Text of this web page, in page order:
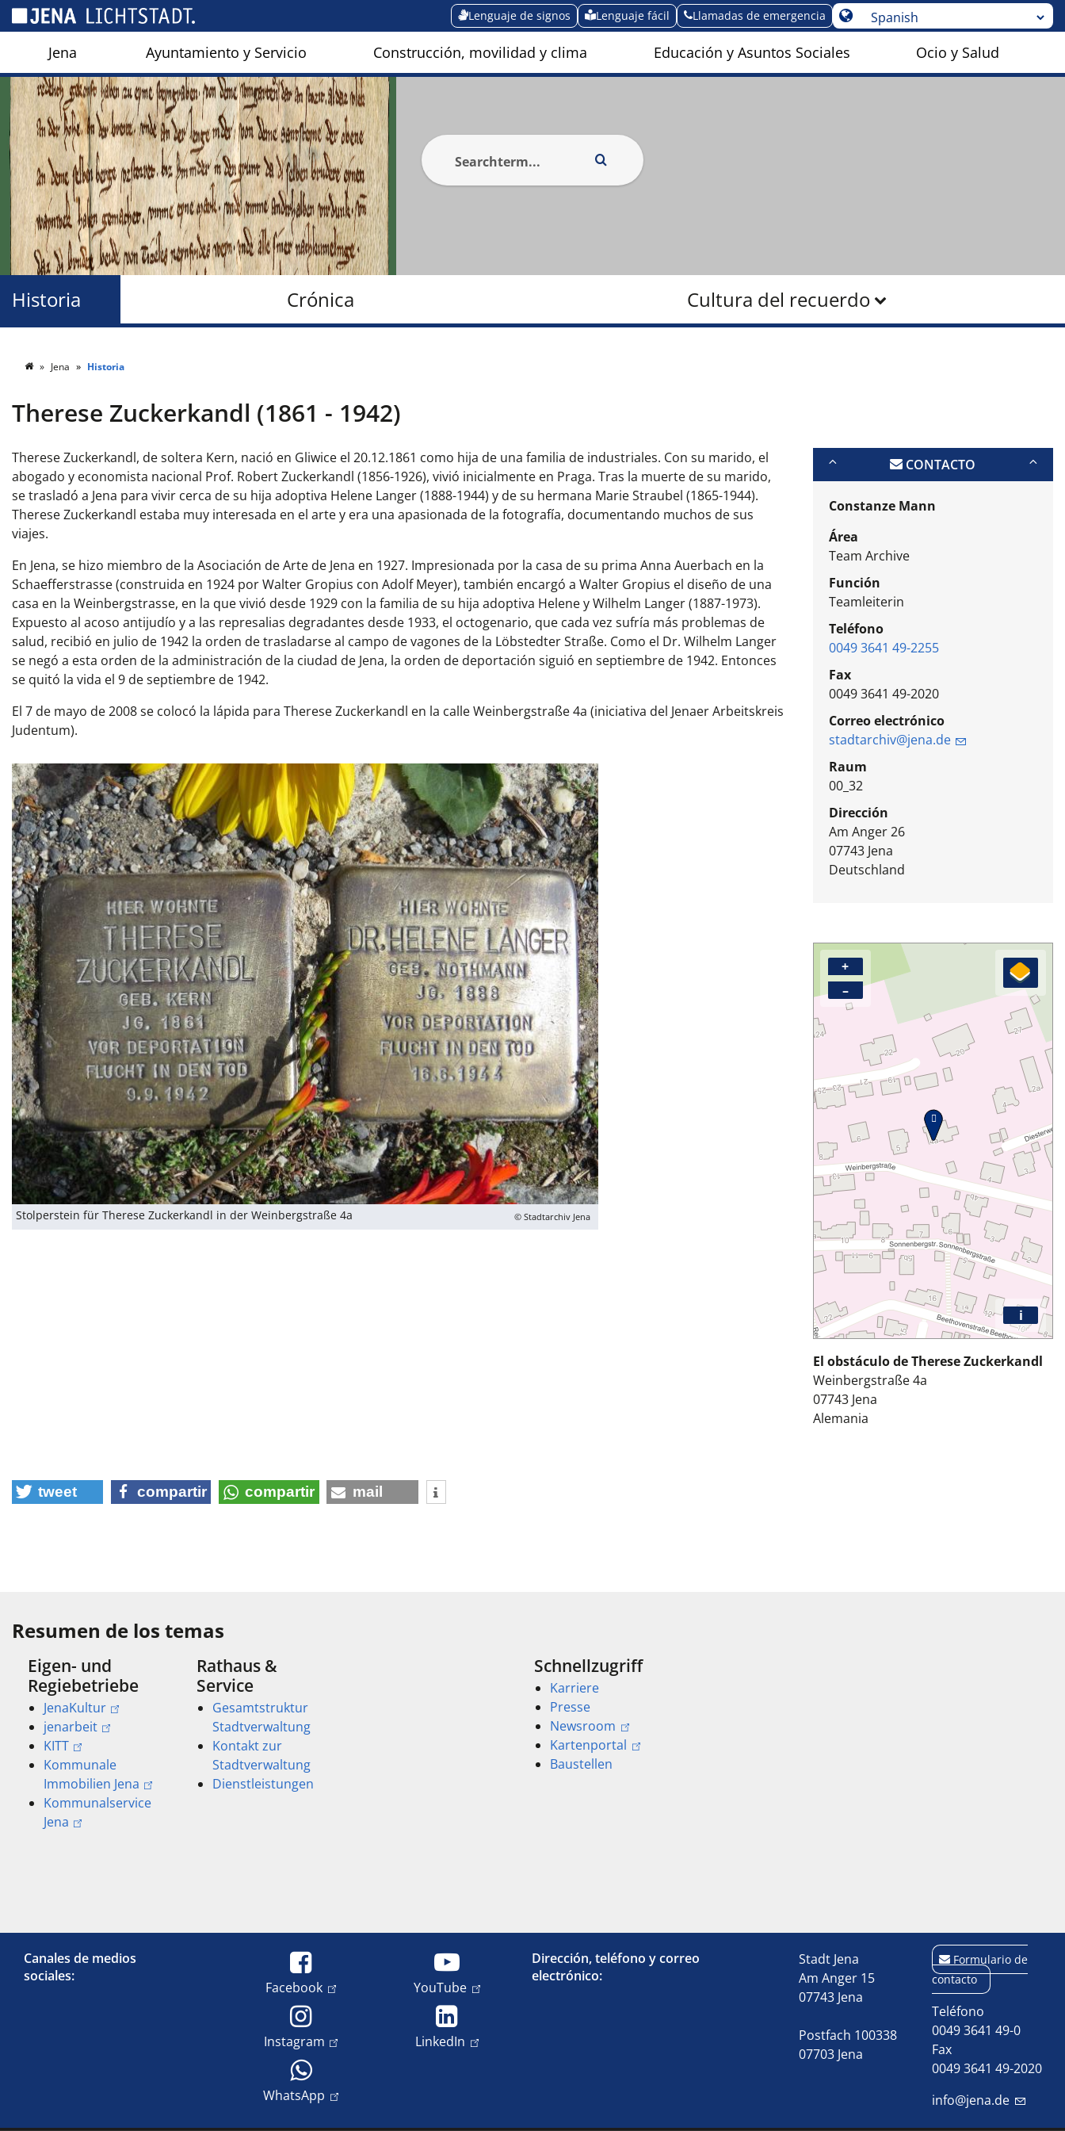
Lenguaje de signos Lenguaje fácil Llamadas de emergencia
Jena Ayuntamiento y Servicio Construcción, movilidad y clima Educación y Asuntos Sociales Ocio y Salud
Crónica Cultura del recuerdo
Historia
Jena Historia
Therese Zuckerkandl (1861 - 1942)
Therese Zuckerkandl, de soltera Kern, nació en Gliwice el 20.12.1861 como hija de una familia de industriales. Con su marido, el
abogado y economista nacional Prof. Robert Zuckerkandl (1856-1926), vivió inicialmente en Praga. Tras la muerte de su marido,
se trasladó a Jena para vivir cerca de su hija adoptiva Helene Langer (1888-1944) y de su hermana Marie Straubel (1865-1944).
Therese Zuckerkandl estaba muy interesada en el arte y era una apasionada de la fotografía, documentando muchos de sus
viajes.
En Jena, se hizo miembro de la Asociación de Arte de Jena en 1927. Impresionada por la casa de su prima Anna Auerbach en la
Schaefferstrasse (construida en 1924 por Walter Gropius con Adolf Meyer), también encargó a Walter Gropius el diseño de una
casa en la Weinbergstrasse, en la que vivió desde 1929 con la familia de su hija adoptiva Helene y Wilhelm Langer (1887-1973).
Expuesto al acoso antijudío y a las represalias degradantes desde 1933, el octogenario, que cada vez sufría más problemas de
salud, recibió en julio de 1942 la orden de trasladarse al campo de vagones de la Löbstedter Straße. Como el Dr. Wilhelm Langer
se negó a esta orden de la administración de la ciudad de Jena, la orden de deportación siguió en septiembre de 1942. Entonces
se quitó la vida el 9 de septiembre de 1942.
El 7 de mayo de 2008 se colocó la lápida para Therese Zuckerkandl en la calle Weinbergstraße 4a (iniciativa del Jenaer Arbeitskreis
Judentum).
Stolperstein für Therese Zuckerkandl in der Weinbergstraße 4a © Stadtarchiv Jena
CONTACTO
Constanze Mann
Área
Team Archive
Función
Teamleiterin
Teléfono
0049 3641 49-2255
Fax
0049 3641 49-2020
Correo electrónico
stadtarchiv@jena.de
Raum
00_32
Dirección
Am Anger 26
07743 Jena
Deutschland
+
–
i
El obstáculo de Therese Zuckerkandl
Weinbergstraße 4a
07743 Jena
Alemania
tweet compartir compartir mail
Resumen de los temas
Eigen- und
Regiebetriebe
JenaKultur
jenarbeit
KITT
Kommunale
Immobilien Jena
Kommunalservice
Jena
Rathaus &
Service
Gesamtstruktur
Stadtverwaltung
Kontakt zur
Stadtverwaltung
Dienstleistungen
Schnellzugriff
Karriere
Presse
Newsroom
Kartenportal
Baustellen
Canales de medios
sociales:
Facebook YouTube
Instagram LinkedIn
WhatsApp
Dirección, teléfono y correo
electrónico:
Stadt Jena
Am Anger 15
07743 Jena
Postfach 100338
07703 Jena
Formulario de
contacto
Teléfono
0049 3641 49-0
Fax
0049 3641 49-2020
info@jena.de
Panel de gestión de cookies